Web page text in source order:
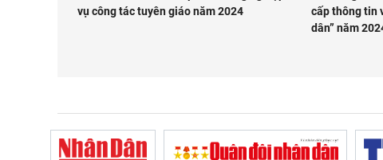
vụ công tác tuyên giáo năm 2024
cấp thông tin
dân” năm